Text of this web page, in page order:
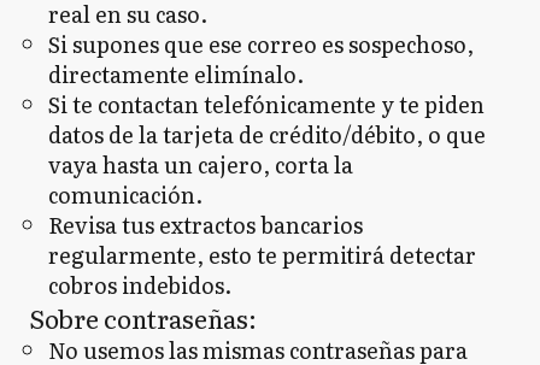
real en su caso.
Si supones que ese correo es sospechoso,
directamente elimínalo.
Si te contactan telefónicamente y te piden
datos de la tarjeta de crédito/débito, o que
vaya hasta un cajero, corta la
comunicación.
Revisa tus extractos bancarios
regularmente, esto te permitirá detectar
cobros indebidos.
Sobre contraseñas:
No usemos las mismas contraseñas para